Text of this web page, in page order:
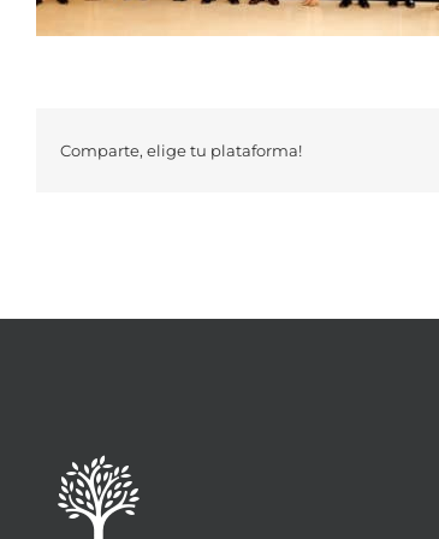
Comparte, elige tu plataforma!